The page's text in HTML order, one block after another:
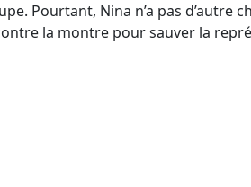
Pourtant, Nina n’a pas d’autre
la montre pour sauver la